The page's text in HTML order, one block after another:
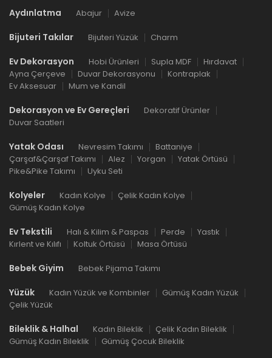
Aydınlatma Abajur Avize
Bijuteri Takılar Bijuteri Yüzük Charm
Ev Dekorasyon Hobi Ürünleri Supla MDF
Hırdavat
Ayna Çerçeve
Duvar Dekorasyonu
Kontraplak
Ev Aksesuar
Mum ve Kandil
Dekorasyon ve Ev Gereçleri
Dekoratif Ürünler
Duvar Saatleri
Yatak Odası Nevresim Takımı
Battaniye
Çarşaf&Çarşaf Takımı
Alez Yorgan
Yatak Örtüsü
Pike&Pike Takımı
Uyku Seti
Kolyeler Kadın Kolye
Çelik Kadın Kolye
Gümüş Kadın Kolye
Ev Tekstili Halı & Kilim & Paspas Perde
Yastık
Kırlent ve Kılıfı
Koltuk Örtüsü Masa Örtüsü
Bebek Giyim Bebek Pijama Takımı
Yüzük Kadın Yüzük ve Kombinler
Gümüş Kadın Yüzük
Çelik Yüzük
Bileklik & Halhal Kadın Bileklik
Çelik Kadın Bileklik
Gümüş Kadın Bileklik
Gümüş Çocuk Bileklik